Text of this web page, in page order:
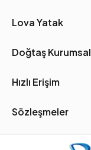
Lova Yatak
Doğtaş Kurumsal
Hızlı Erişim
Sözleşmeler